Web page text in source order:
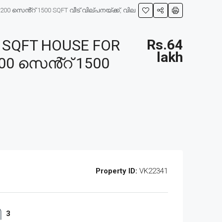
9.200 സെൻ്റ് 1500 SQFT വീട് വില്പനയ്ക്ക്, വില
HOUSE FOR
സെൻ്റ് 1500
Rs.64
lakh
Property ID: VK22341
3